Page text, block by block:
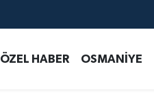
ÖZEL HABER OSMANİYE